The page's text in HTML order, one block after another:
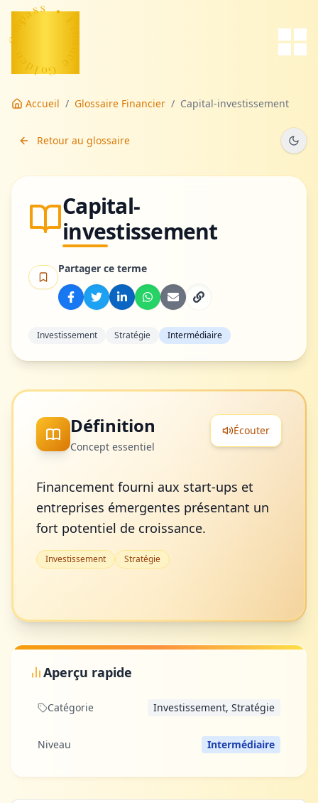
G
o
l
d
n
-
o
m
pas s
n
c
e
Accueil / Glossaire Financier / Capital-investissement
Retour au glossaire
Capital-
investissement
Partager ce terme
Investissement Stratégie Intermédiaire
Définition
Concept essentiel
Écouter
Financement fourni aux start-ups et
entreprises émergentes présentant un
fort potentiel de croissance.
Investissement Stratégie
Aperçu rapide
Catégorie Investissement, Stratégie
Niveau Intermédiaire